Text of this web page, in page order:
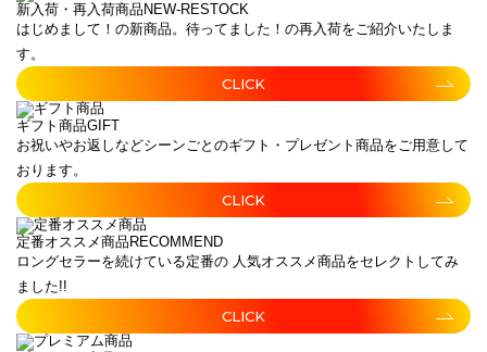
新入荷・再入荷商品 NEW-RESTOCK
はじめまして！の新商品。待ってました！の再入荷をご紹介いたしま
す。
CLICK
ギフト商品GIFT
お祝いやお返しなどシーンごとのギフト・プレゼント商品をご用意して
おります。
CLICK
定番オススメ商品 RECOMMEND
ロングセラーを続けている定番の 人気オススメ商品をセレクトしてみ
ました!!
CLICK